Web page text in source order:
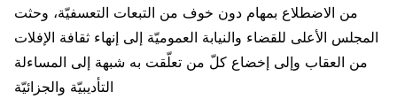
من الاضطلاع بمهام دون خوف من التبعات التعسفيّة، وحثت
المجلس الأعلى للقضاء والنيابة العموميّة إلى إنهاء ثقافة الإفلات
من العقاب وإلى إخضاع كلّ من تعلّقت به شبهة إلى المساءلة
التأديبيّة والجزائيّة